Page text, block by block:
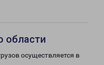
области
осуществляется в